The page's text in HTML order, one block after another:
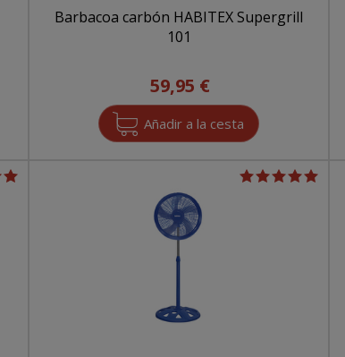
Barbacoa carbón HABITEX Supergrill
101
59,95 €